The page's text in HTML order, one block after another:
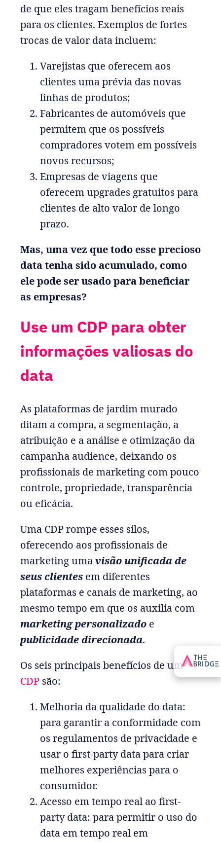
de que eles tragam benefícios reais
para os clientes. Exemplos de fortes
trocas de valor data incluem:
Varejistas que oferecem aos
clientes uma prévia das novas
linhas de produtos;
Fabricantes de automóveis que
permitem que os possíveis
compradores votem em possíveis
novos recursos;
Empresas de viagens que
oferecem upgrades gratuitos para
clientes de alto valor de longo
prazo.
Mas, uma vez que todo esse precioso
data tenha sido acumulado, como
ele pode ser usado para beneficiar
as empresas?
Use um CDP para obter
informações valiosas do
data
As plataformas de jardim murado
ditam a compra, a segmentação, a
atribuição e a análise e otimização da
campanha audience, deixando os
profissionais de marketing com pouco
controle, propriedade, transparência
ou eficácia.
Uma CDP rompe esses silos,
oferecendo aos profissionais de
marketing umavisão unificada de
seus clientesem diferentes
plataformas e canais de marketing, ao
mesmo tempo em que os auxilia com
marketing personalizadoe
publicidade direcionada.
Os seis principais benefícios de um
CDPsão:
Melhoria da qualidade do data:
para garantir a conformidade com
os regulamentos de privacidade e
usar o first-party data para criar
melhores experiências para o
consumidor.
Acesso em tempo real ao first-
party data: para permitir o uso do
data em tempo real em